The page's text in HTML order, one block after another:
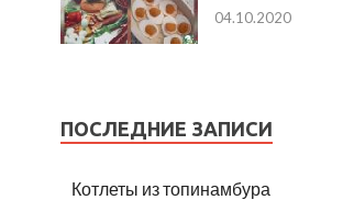
04.10.2020
ПОСЛЕДНИЕ ЗАПИСИ
Котлеты из топинамбура